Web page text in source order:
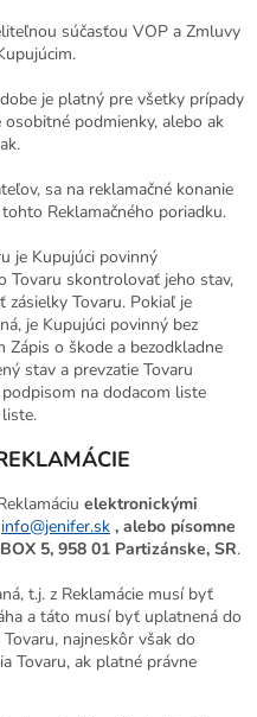
súčasťou VOP a Zmluvy
je platný pre všetky prípady
osobitné podmienky, alebo ak
sa na reklamačné konanie
Reklamačného poriadku.
je Kupujúci povinný
Tovaru skontrolovať jeho stav,
Tovaru. Pokiaľ je
je Kupujúci povinný bez
Zápis o škode a bezodkladne
stav a prevzatie Tovaru
na dodacom liste
elektronickými
info@jenifer.sk , alebo písomne
5, 958 01 Partizánske, SR.
t.j. z Reklamácie musí byť
a táto musí byť uplatnená do
najneskôr však do
Tovaru, ak platné právne